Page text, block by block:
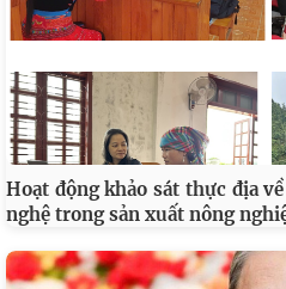
Hoạt động khảo sát thực địa
nghệ trong sản xuất nông